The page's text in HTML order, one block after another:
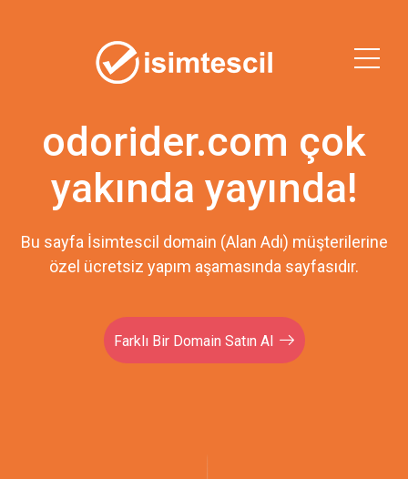
odorider.com çok
yakında yayında!
Bu sayfa İsimtescil domain (Alan Adı) müşterilerine
özel ücretsiz yapım aşamasında sayfasıdır.
Farklı Bir Domain Satın Al